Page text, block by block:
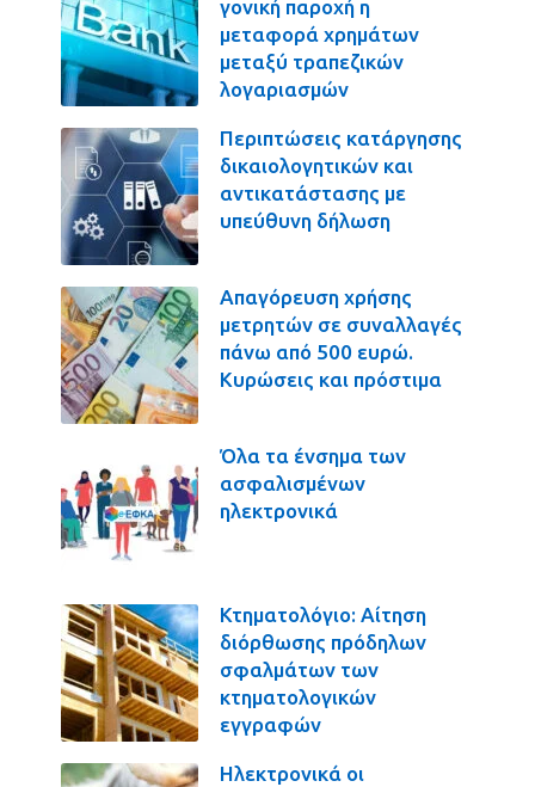
γονική παροχή η
μεταφορά χρημάτων
μεταξύ τραπεζικών
λογαριασμών
Περιπτώσεις κατάργησης
δικαιολογητικών και
αντικατάστασης με
υπεύθυνη δήλωση
Απαγόρευση χρήσης
μετρητών σε συναλλαγές
πάνω από 500 ευρώ.
Κυρώσεις και πρόστιμα
Όλα τα ένσημα των
ασφαλισμένων
ηλεκτρονικά
Κτηματολόγιο: Αίτηση
διόρθωσης πρόδηλων
σφαλμάτων των
κτηματολογικών
εγγραφών
Ηλεκτρονικά οι